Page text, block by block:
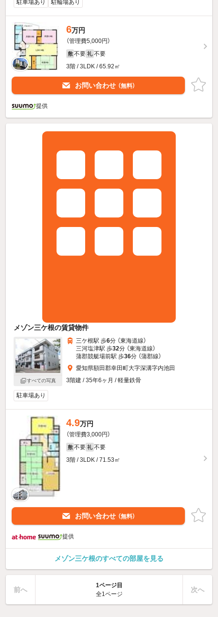
駐車場あり 駐輪場あり
6万円
（管理費5,000円）
敷 不要 礼 不要
3階 / 3LDK / 65.92㎡
お問い合わせ （無料）
提供
メゾン三ケ根の賃貸物件
すべての写真
三ケ根駅 歩6分 （東海道線）
三河塩津駅 歩32分 （東海道線）
蒲郡競艇場前駅 歩36分 （蒲郡線）
愛知県額田郡幸田町大字深溝字内池田
3階建 / 35年6ヶ月 / 軽量鉄骨
駐車場あり
4.9万円
（管理費3,000円）
敷 不要 礼 不要
3階 / 3LDK / 71.53㎡
お問い合わせ （無料）
提供
メゾン三ケ根のすべての部屋を見る
前へ
1ページ目
全1ページ
次へ